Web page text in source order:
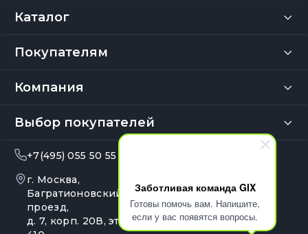
Заботливая команда GIX
Готовы помочь вам. Напишите,
если у вас появятся вопросы.
Каталог
Покупателям
Компания
Выбор покупателей
+7(495) 055 50 55
г. Москва,
Багратионовский
проезд,
д. 7, корп. 20В, эт. 4, оф.
Ежедневно